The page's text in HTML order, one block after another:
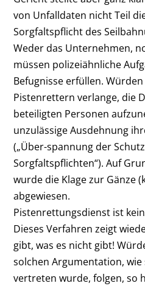
von Unfalldaten nicht Teil
Sorgfaltspflicht des
Weder das Unternehmen,
müssen polizeiähnliche
Befugnisse erfüllen.
Pistenrettern verlange, die
beteiligten Personen
unzulässige Ausdehnung
(„Über-spannung der
Sorgfaltspflichten“). Auf
wurde die Klage zur Gänze
abgewiesen.
Pistenrettungsdienst ist
Dieses Verfahren zeigt
gibt, was es nicht gibt!
solchen Argumentation,
vertreten wurde, folgen, so